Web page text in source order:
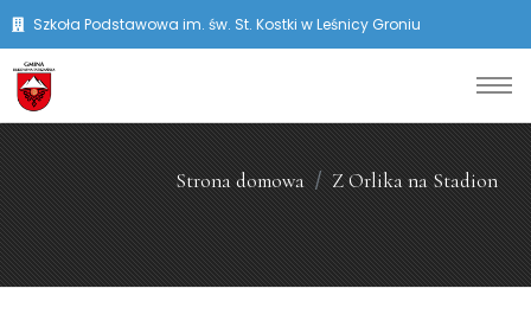
Szkoła Podstawowa im. św. St. Kostki w Leśnicy Groniu
Strona domowa Z Orlika na Stadion